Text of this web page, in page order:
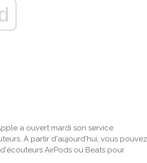
a ouvert mardi son service
À partir d'aujourd'hui, vous pouvez
AirPods ou Beats pour